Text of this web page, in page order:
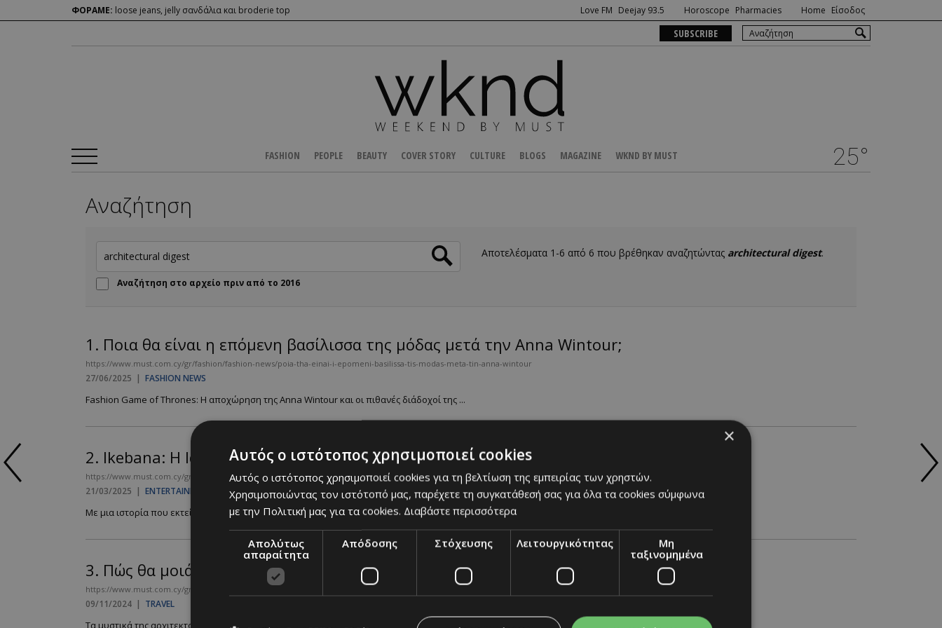
ΦΟΡΑΜΕ: loose jeans, jelly σανδάλια και broderie top Love FM Deejay 93.5 Horoscope Pharmacies Home Είσοδος
SUBSCRIBE
FASHION PEOPLE BEAUTY COVER STORY CULTURE BLOGS MAGAZINE WKND BY MUST 25°
Αναζήτηση
Αναζήτηση στο αρχείο πριν από το 2016
Αποτελέσματα 1-6 από 6 που βρέθηκαν αναζητώντας architectural digest.
1. Ποια θα είναι η επόμενη βασίλισσα της μόδας μετά την Anna Wintour;
https://www.must.com.cy/gr/fashion/fashion-news/poia-tha-einai-i-epomeni-basilissa-tis-modas-meta-tin-anna-wintour
27/06/2025 | FASHION NEWS
Fashion Game of Thrones: Η αποχώρηση της Anna Wintour και οι πιθανές διάδοχοί της ...
2. Ikebana: Η Ιαπωνική τέχνη της ανθοσύνθεσης
https://www.must.com.cy/gr/culture/entertainment/ikebana-i-iaponiki-texni-tis-anthosynthesis
21/03/2025 | ENTERTAINMENT
Με μια ιστορία που εκτείνεται σε πάνω από 600 χρόνια, το ικεμπάνα παραμένει μια πολύτιμη παράδοση στην Ιαπωνία....
3. Πώς θα μοιάζουν άραγε οι πόλεις του μέλλοντος;
https://www.must.com.cy/gr/culture/travel/pws-tha-moiazoyn-arage-oi-poleis-toy-mellontos
09/11/2024 | TRAVEL
Τα μυστικά της αρχιτεκτονικής που προστατεύει το περιβάλλον. ...
×
Αυτός ο ιστότοπος χρησιμοποιεί cookies
Αυτός ο ιστότοπος χρησιμοποιεί cookies για τη βελτίωση της εμπειρίας των χρηστών.
Χρησιμοποιώντας τον ιστότοπό μας, παρέχετε τη συγκατάθεσή σας για όλα τα cookies σύμφωνα
με την Πολιτική μας για τα cookies. Διαβάστε περισσότερα
Απολύτως
απαραίτητα
Απόδοσης Στόχευσης Λειτουργικότητας
Μη
ταξινομημένα